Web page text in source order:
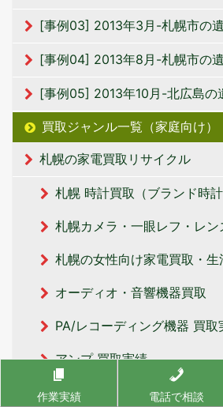
[事例03] 2013年3月-札幌市の
[事例04] 2013年8月-札幌市の
[事例05] 2013年10月-北広島の
買取ジャンル一覧（家庭向け）
札幌の家電買取リサイクル
札幌 時計買取（ブランド時計
札幌カメラ・一眼レフ・レン
札幌の女性向け家電買取・生
オーディオ・音響機器買取
PA/レコーディング機器 買取
アンプ 買取実績
CDプレーヤー買取実績
作業実績 電話で相談